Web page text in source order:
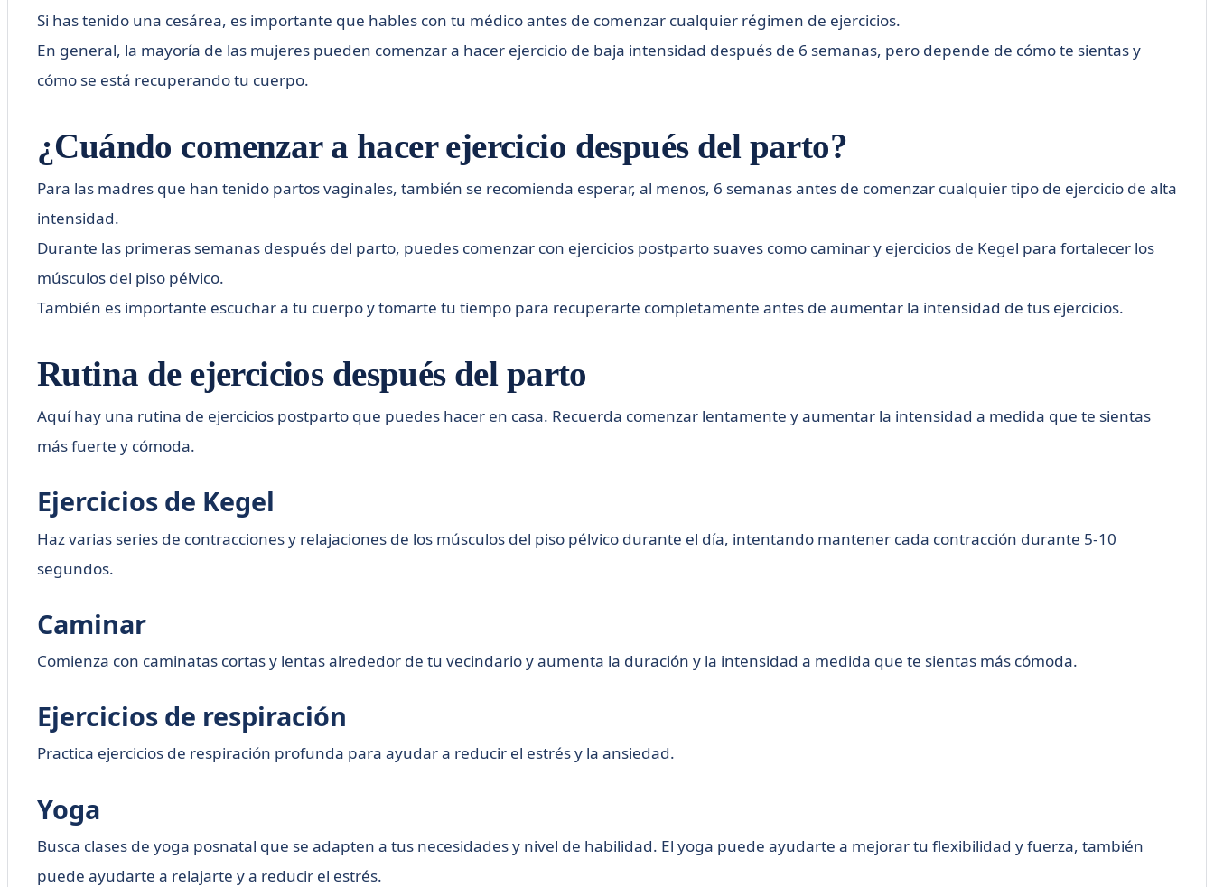
Si has tenido una cesárea, es importante que hables con tu médico antes de comenzar cualquier régimen de ejercicios.
En general, la mayoría de las mujeres pueden comenzar a hacer ejercicio de baja intensidad después de 6 semanas, pero depende de cómo te sientas y
cómo se está recuperando tu cuerpo.
¿Cuándo comenzar a hacer ejercicio después del parto?
Para las madres que han tenido partos vaginales, también se recomienda esperar, al menos, 6 semanas antes de comenzar cualquier tipo de ejercicio de alta
intensidad.
Durante las primeras semanas después del parto, puedes comenzar con ejercicios postparto suaves como caminar y ejercicios de Kegel para fortalecer los
músculos del piso pélvico.
También es importante escuchar a tu cuerpo y tomarte tu tiempo para recuperarte completamente antes de aumentar la intensidad de tus ejercicios.
Rutina de ejercicios después del parto
Aquí hay una rutina de ejercicios postparto que puedes hacer en casa. Recuerda comenzar lentamente y aumentar la intensidad a medida que te sientas
más fuerte y cómoda.
Ejercicios de Kegel
Haz varias series de contracciones y relajaciones de los músculos del piso pélvico durante el día, intentando mantener cada contracción durante 5-10
segundos.
Caminar
Comienza con caminatas cortas y lentas alrededor de tu vecindario y aumenta la duración y la intensidad a medida que te sientas más cómoda.
Ejercicios de respiración
Practica ejercicios de respiración profunda para ayudar a reducir el estrés y la ansiedad.
Yoga
Busca clases de yoga posnatal que se adapten a tus necesidades y nivel de habilidad. El yoga puede ayudarte a mejorar tu flexibilidad y fuerza, también
puede ayudarte a relajarte y a reducir el estrés.